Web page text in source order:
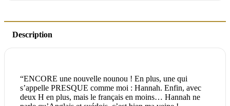
Description
“ENCORE une nouvelle nounou ! En plus, une qui
s’appelle PRESQUE comme moi : Hannah. Enfin, avec
deux H en plus, mais le français en moins… Hannah ne